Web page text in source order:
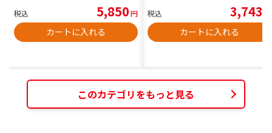
税込 5,850円
カートに入れる
税込 3,743
カートに入れる
このカテゴリをもっと見る